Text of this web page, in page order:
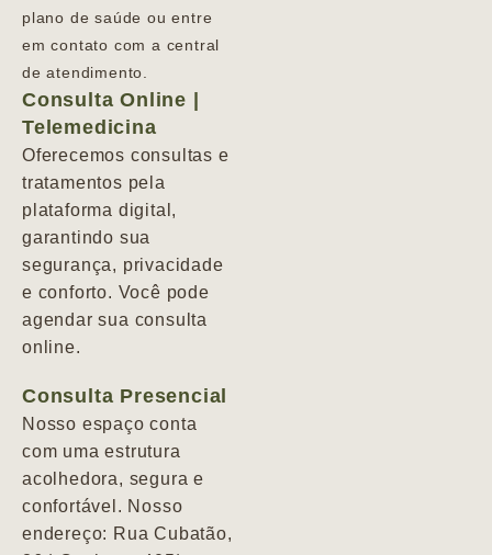
plano de saúde ou entre
em contato com a central
de atendimento.
Consulta Online |
Telemedicina
Oferecemos consultas e
tratamentos pela
plataforma digital,
garantindo sua
segurança, privacidade
e conforto. Você pode
agendar sua consulta
online.
Consulta Presencial
Nosso espaço conta
com uma estrutura
acolhedora, segura e
confortável. Nosso
endereço: Rua Cubatão,